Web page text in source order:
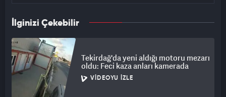
İlginizi Çekebilir
Tekirdağ'da yeni aldığı motoru mezarı
oldu: Feci kaza anları kamerada
VIDEOYU İZLE